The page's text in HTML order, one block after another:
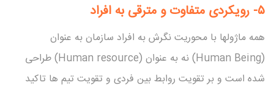
۵- رویکردی متفاوت و مترقی به افراد
همه ماژولها با محوریت نگرش به افراد سازمان به عنوان
(Human Being) نه به عنوان (Human resource) طراحی
شده است و بر تقویت روابط بین فردی و تقویت تیم ها تاکید